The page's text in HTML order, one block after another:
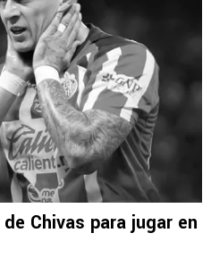
Chivas para jugar en